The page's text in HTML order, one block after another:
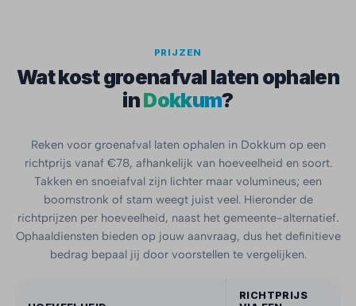
PRIJZEN
Wat kost groenafval laten ophalen
inDokkum?
Reken voor groenafval laten ophalen in Dokkum op een
richtprijs vanaf €78, afhankelijk van hoeveelheid en soort.
Takken en snoeiafval zijn lichter maar volumineus; een
boomstronk of stam weegt juist veel. Hieronder de
richtprijzen per hoeveelheid, naast het gemeente-alternatief.
Ophaaldiensten bieden op jouw aanvraag, dus het definitieve
bedrag bepaal jij door voorstellen te vergelijken.
RICHTPRIJS